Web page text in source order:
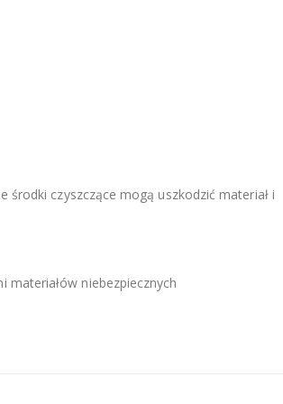
czyszczące mogą uszkodzić materiał i
materiałów niebezpiecznych